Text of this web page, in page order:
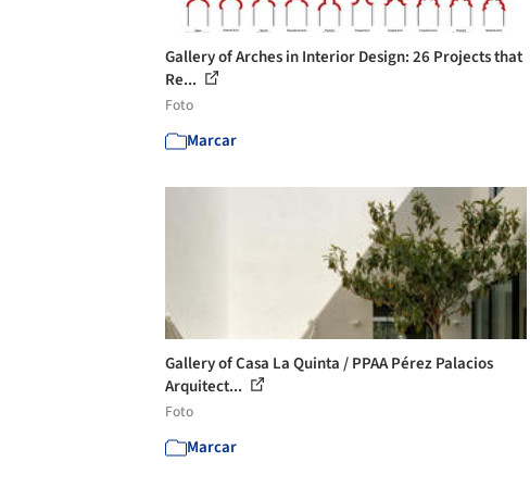
Gallery of Arches in Interior Design: 26 Projects that
Re...
Foto
Marcar
Gallery of Casa La Quinta / PPAA Pérez Palacios
Arquitect...
Foto
Marcar